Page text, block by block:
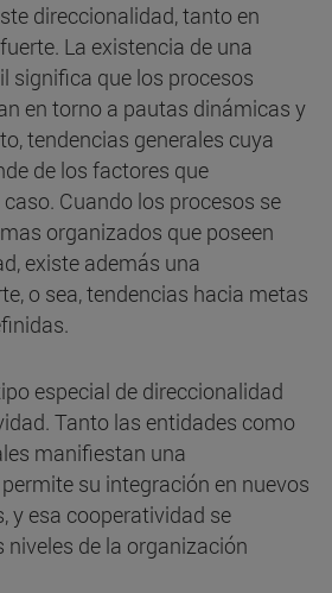
direccionalidad, tanto en
La existencia de una
significa que los procesos
en torno a pautas dinámicas y
tendencias generales cuya
de los factores que
Cuando los procesos se
organizados que poseen
existe además una
o sea, tendencias hacia metas
especial de direccionalidad
Tanto las entidades como
manifiestan una
su integración en nuevos
y esa cooperatividad se
niveles de la organización